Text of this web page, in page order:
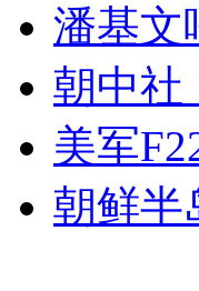
外交部：反对强
外交部：有关国家
潘基文
朝中社
美军
朝鲜半